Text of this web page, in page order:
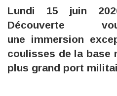
Lundi 15 juin
Découverte
une immersion
coulisses de la base
plus grand port